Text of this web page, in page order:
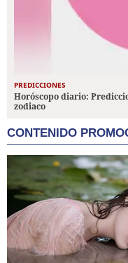
PREDICCIONES
Horóscopo diario:
zodiaco
CONTENIDO